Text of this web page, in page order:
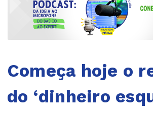
Começa hoje o
do ‘dinheiro